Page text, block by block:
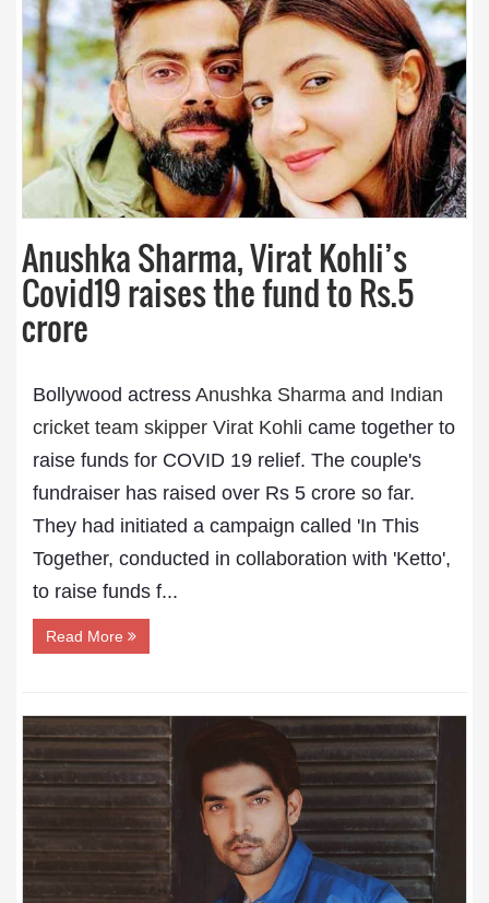
Anushka Sharma, Virat Kohli’s
Covid19 raises the fund to Rs.5
crore
Bollywood actress Anushka Sharma and Indian
cricket team skipper Virat Kohli came together to
raise funds for COVID 19 relief. The couple's
fundraiser has raised over Rs 5 crore so far.
They had initiated a campaign called 'In This
Together, conducted in collaboration with 'Ketto',
to raise funds f...
Read More